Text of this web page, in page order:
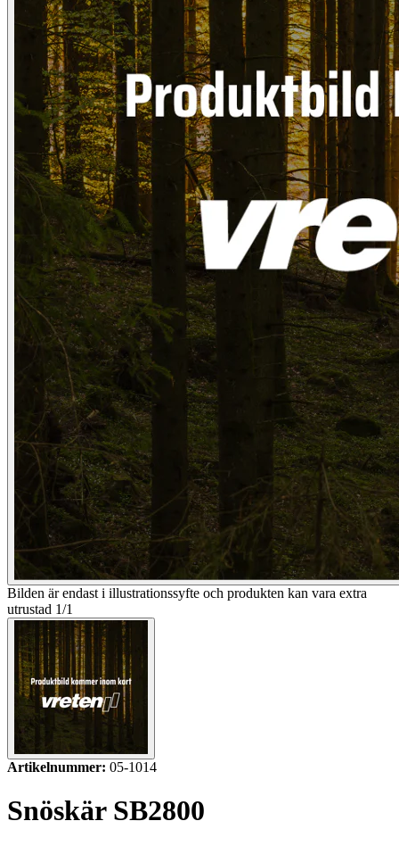
Bilden är endast i illustrationssyfte och produkten kan vara extra
utrustad 1/1
Artikelnummer: 05-1014
Snöskär SB2800